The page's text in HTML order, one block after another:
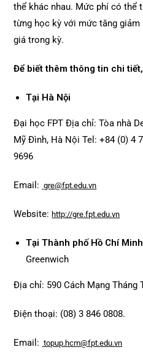
thể khác nhau. Mức phí có thể
từng học kỳ với mức tăng
giá trong kỳ.
Để biết thêm thông tin chi
Tại Hà Nội
Đại học FPT Địa chỉ: Tòa nhà
Mỹ Đình, Hà Nội Tel: +84 (0) 4
9696
Email: gre@fpt.edu.vn
Website:http://gre.fpt.edu.vn
Tại Thành phố Hồ Chí Minh
Greenwich
Địa chỉ: 590 Cách Mạng Tháng
Điện thoại: (08) 3 846 0808.
Email: topup.hcm@fpt.edu.vn